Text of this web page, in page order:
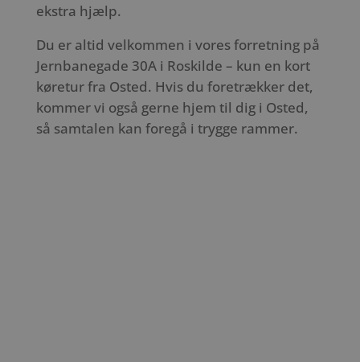
ekstra hjælp.
Du er altid velkommen i vores forretning på
Jernbanegade 30A i Roskilde – kun en kort
køretur fra Osted. Hvis du foretrækker det,
kommer vi også gerne hjem til dig i Osted,
så samtalen kan foregå i trygge rammer.